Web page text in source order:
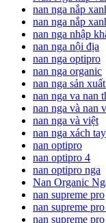
nan nga nắp
nan nga nắp
nan nga nhập
nan nga nội địa
nan nga optipro
nan nga organic
nan nga sản
nan nga va nan
nan nga và nan
nan nga và việt
nan nga xách tay
nan optipro
nan optipro 4
nan optipro nga
Nan Organic
nan supreme pro
nan supreme pro
nan supreme